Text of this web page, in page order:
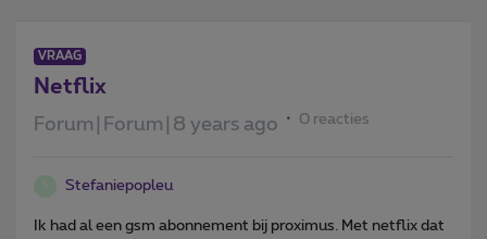
VRAAG
Netflix
Forum|Forum|8 years ago 0 reacties
Stefaniepopleu
Ik had al een gsm abonnement bij proximus. Met netflix dat